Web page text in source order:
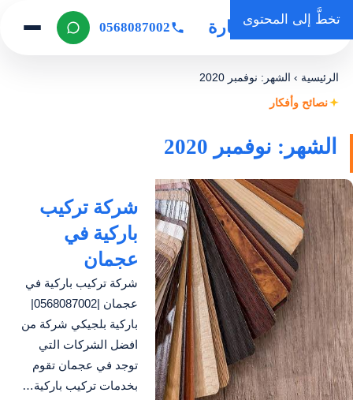
تخطَّ إلى المحتوى
روضة المنارة 0568087002
الرئيسية ›الشهر: نوفمبر 2020
نصائح وأفكار
الشهر: نوفمبر 2020
شركة تركيب
باركية في
عجمان
شركة تركيب باركية في
عجمان |0568087002|
باركية بلجيكي شركة من
افضل الشركات التي
توجد في عجمان تقوم
بخدمات تركيب باركية…